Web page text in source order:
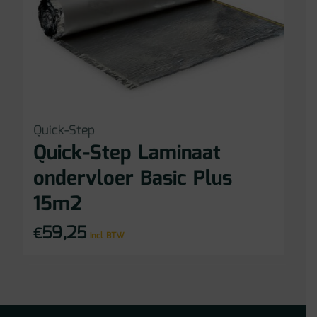
Quick-Step
Quick-Step Laminaat
ondervloer Basic Plus
15m2
€59,25 incl BTW